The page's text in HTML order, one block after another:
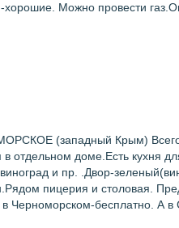
хорошие. Можно провести
(западный Крым)
отдельном доме.Есть кухня
и пр. .Двор-
пицерия и столовая.
Черноморском-бесплатно.